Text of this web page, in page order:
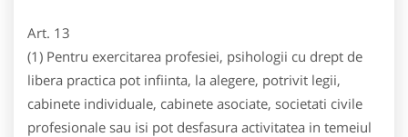
Art. 13
(1) Pentru exercitarea profesiei, psihologii cu drept de
libera practica pot infiinta, la alegere, potrivit legii,
cabinete individuale, cabinete asociate, societati civile
profesionale sau isi pot desfasura activitatea in temeiul